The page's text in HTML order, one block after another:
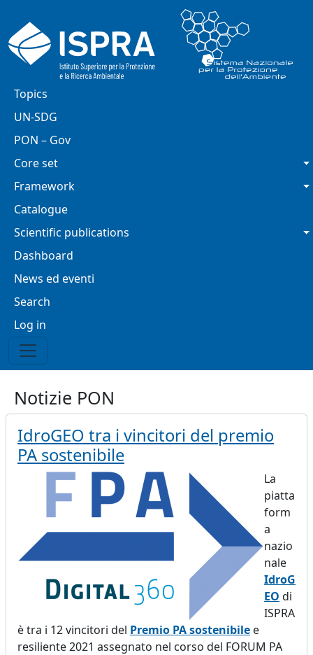
Main navigation
Topics
UN-SDG
PON – Gov
Core set
Framework
Catalogue
Scientific publications
Dashboard
News ed eventi
Search
Menu profilo utente
Log in
Notizie PON
IdroGEO tra i vincitori del premio
PA sostenibile
La
piatta
form
a
nazio
nale
IdroG
EO di
ISPRA
è tra i 12 vincitori del Premio PA sostenibile e
resiliente 2021 assegnato nel corso del FORUM PA